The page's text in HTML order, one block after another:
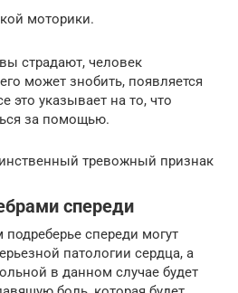
моторики.
страдают, человек
может знобить, появляется
это указывает на то, что
за помощью.
тревожный признак
спереди
спереди могут
патологии сердца, а
в данном случае будет